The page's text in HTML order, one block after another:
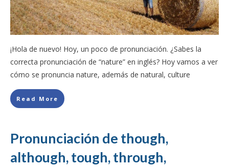
¡Hola de nuevo! Hoy, un poco de pronunciación. ¿Sabes la
correcta pronunciación de “nature” en inglés? Hoy vamos a ver
cómo se pronuncia nature, además de natural, culture
Read More
Pronunciación de though,
although, tough, through,